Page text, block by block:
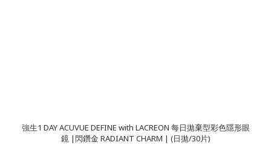
強生1 DAY ACUVUE DEFINE with LACREON 每日拋棄型彩色隱形眼
鏡 |閃鑽金 RADIANT CHARM | (日拋/30片)